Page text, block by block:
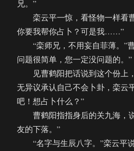
兄。”
栾云平一惊，看怪物一样看
你要我帮你占卜？可是我……”
“栾师兄，不用妄自菲薄。”
问题很简单，您一定没问题的。”
见曹鹤阳把话说到这个份上
无异议承认自己不会卜卦，栾云
吧！想占卜什么？”
曹鹤阳指指身后的关九海，
友的下落。”
“名字与生辰八字。”栾云平说